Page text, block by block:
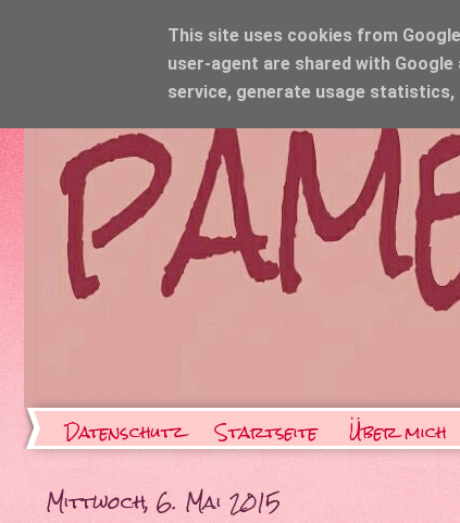
Datenschutz Startseite Über mich
Mittwoch, 6. Mai 2015
This site uses cookies from
user-agent are shared with
service, generate usage statistics,